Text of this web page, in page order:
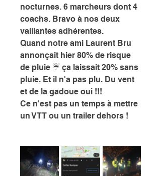
nocturnes. 6 marcheurs dont 4
coachs. Bravo à nos deux
vaillantes adhérentes.
Quand notre ami Laurent Bru
annonçait hier 80% de risque
de pluie ☔️ ça laissait 20% sans
pluie. Et il n'a pas plu. Du vent
et de la gadoue oui !!!
Ce n'est pas un temps à mettre
un VTT ou un trailer dehors !